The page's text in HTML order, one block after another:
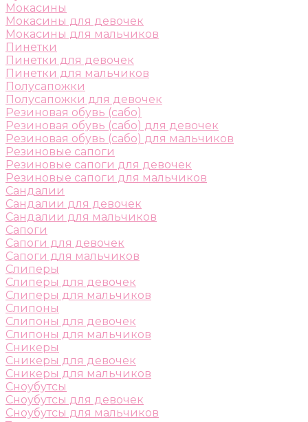
Мокасины
Мокасины для девочек
Мокасины для мальчиков
Пинетки
Пинетки для девочек
Пинетки для мальчиков
Полусапожки
Полусапожки для девочек
Резиновая обувь (сабо)
Резиновая обувь (сабо) для девочек
Резиновая обувь (сабо) для мальчиков
Резиновые сапоги
Резиновые сапоги для девочек
Резиновые сапоги для мальчиков
Сандалии
Сандалии для девочек
Сандалии для мальчиков
Сапоги
Сапоги для девочек
Сапоги для мальчиков
Слиперы
Слиперы для девочек
Слиперы для мальчиков
Слипоны
Слипоны для девочек
Слипоны для мальчиков
Сникеры
Сникеры для девочек
Сникеры для мальчиков
Сноубутсы
Сноубутсы для девочек
Сноубутсы для мальчиков